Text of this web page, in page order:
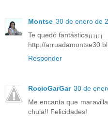
Montse 30 de enero de
Te quedó fantástica¡¡¡¡¡¡
http://
Responder
RocioGarGar 30 de
Me encanta que
chula!! Felicidades!